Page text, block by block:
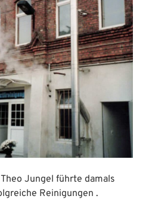
Jungel führte damals
Reinigungen .